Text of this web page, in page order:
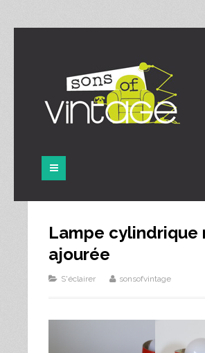
Lampe cylindrique
ajourée
S'éclairer sonsofvintage